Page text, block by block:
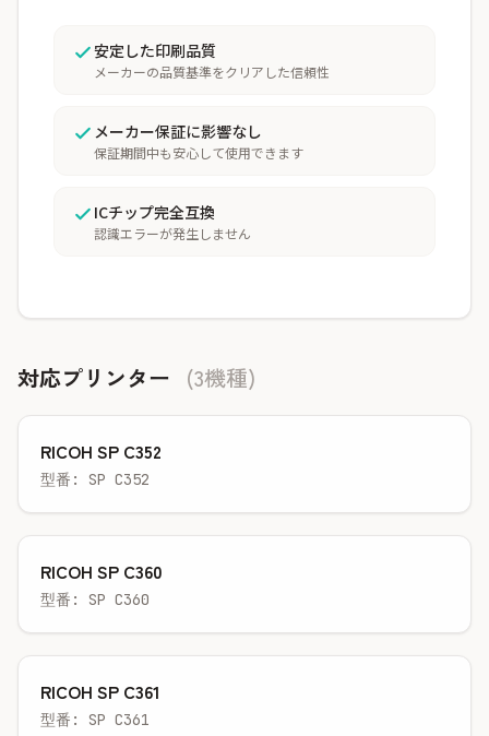
安定した印刷品質
メーカーの品質基準をクリアした信頼性
メーカー保証に影響なし
保証期間中も安心して使用できます
ICチップ完全互換
認識エラーが発生しません
対応プリンター (3機種)
RICOH SP C352
型番: SP C352
RICOH SP C360
型番: SP C360
RICOH SP C361
型番: SP C361